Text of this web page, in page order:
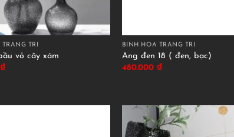
TRÍ
vỏ cây xám
₫
BÌNH HOA TRANG TRÍ
Ang đen 18 ( đen, bạc)
480.000 ₫